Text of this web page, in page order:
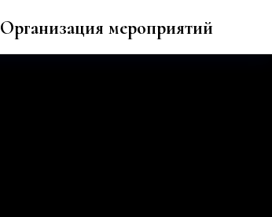
Организация мероприятий